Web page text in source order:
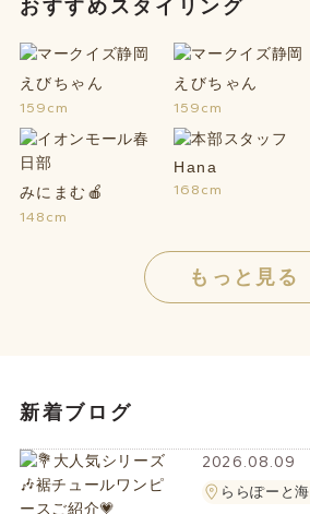
おすすめスタイリング
えびちゃん
159cm
えびちゃん
159cm
みにまむ🍎
148cm
Hana
168cm
もっと見る
新着ブログ
2026.08.09
ららぽーと